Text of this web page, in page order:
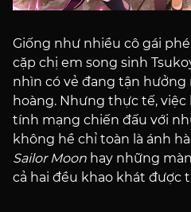
Giống như nhiều cô gái
cặp chị em song sinh
nhìn có vẻ đang tận
hoàng. Nhưng thực tế,
tính mạng chiến đấu với
không hề chỉ toàn là ánh
Sailor Moon hay những
cả hai đều khao khát được